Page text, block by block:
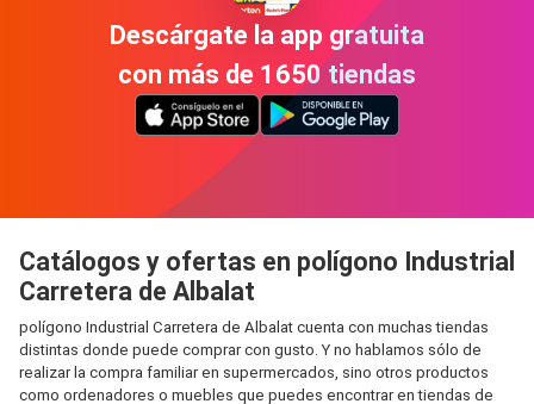
Descárgate la app gratuita
con más de 1650 tiendas
Catálogos y ofertas en polígono Industrial
Carretera de Albalat
polígono Industrial Carretera de Albalat cuenta con muchas tiendas
distintas donde puede comprar con gusto. Y no hablamos sólo de
realizar la compra familiar en supermercados, sino otros productos
como ordenadores o muebles que puedes encontrar en tiendas de